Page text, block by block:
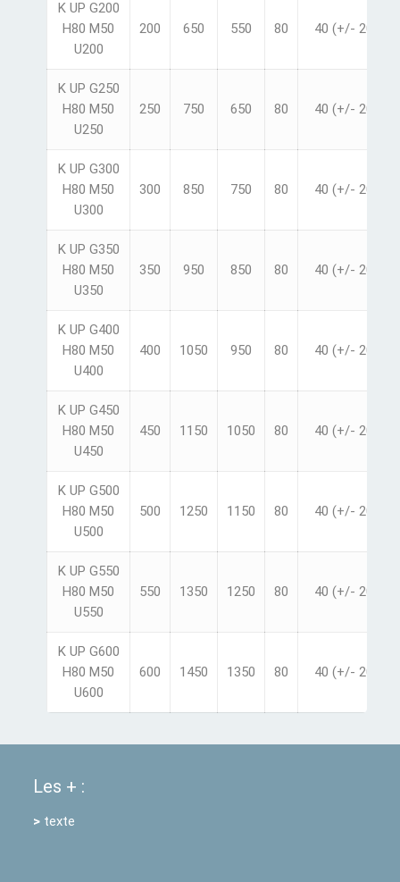
K UP G200
H80 M50
U200
200 650 550 80 40 (+/- 20)
K UP G250
H80 M50
U250
250 750 650 80 40 (+/- 20)
K UP G300
H80 M50
U300
300 850 750 80 40 (+/- 20)
K UP G350
H80 M50
U350
350 950 850 80 40 (+/- 20)
K UP G400
H80 M50
U400
400 1050 950 80 40 (+/- 20)
K UP G450
H80 M50
U450
450 1150 1050 80 40 (+/- 20)
K UP G500
H80 M50
U500
500 1250 1150 80 40 (+/- 20)
K UP G550
H80 M50
U550
550 1350 1250 80 40 (+/- 20)
K UP G600
H80 M50
U600
600 1450 1350 80 40 (+/- 20)
Les + :
> texte